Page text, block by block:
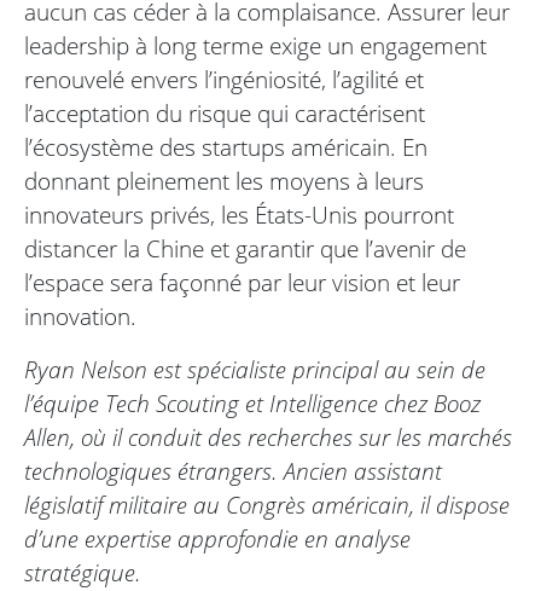
aucun cas céder à la complaisance. Assurer leur
leadership à long terme exige un engagement
renouvelé envers l’ingéniosité, l’agilité et
l’acceptation du risque qui caractérisent
l’écosystème des startups américain. En
donnant pleinement les moyens à leurs
innovateurs privés, les États-Unis pourront
distancer la Chine et garantir que l’avenir de
l’espace sera façonné par leur vision et leur
innovation.
Ryan Nelson est spécialiste principal au sein de
l’équipe Tech Scouting et Intelligence chez Booz
Allen, où il conduit des recherches sur les marchés
technologiques étrangers. Ancien assistant
législatif militaire au Congrès américain, il dispose
d’une expertise approfondie en analyse
stratégique.